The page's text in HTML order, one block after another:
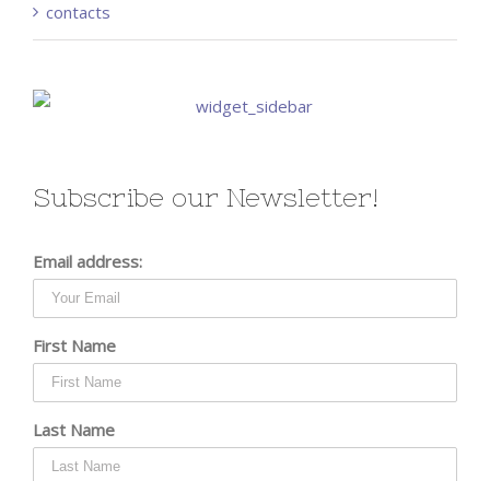
contacts
Subscribe our Newsletter!
Email address:
First Name
Last Name